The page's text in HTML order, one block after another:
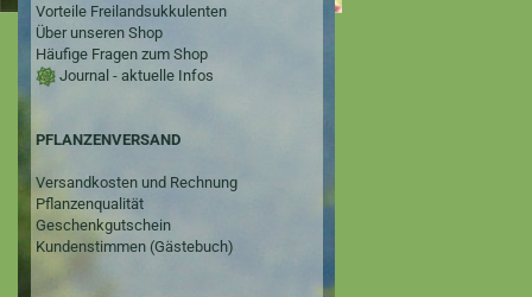
Vorteile Freilandsukkulenten
Über unseren Shop
Häufige Fragen zum Shop
Journal - aktuelle Infos
PFLANZENVERSAND
Versandkosten und Rechnung
Pflanzenqualität
Geschenkgutschein
Kundenstimmen (Gästebuch)